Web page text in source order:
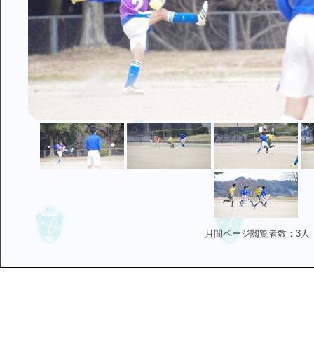
月間ページ閲覧者数：3人